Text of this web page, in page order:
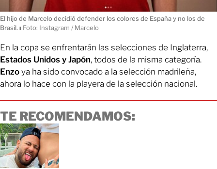
El hijo de Marcelo decidió defender los colores de España y no los de
Brasil. ı Foto: Instagram / Marcelo
En la copa se enfrentarán las selecciones de Inglaterra,
Estados Unidos y Japón, todos de la misma categoría.
Enzo ya ha sido convocado a la selección madrileña,
ahora lo hace con la playera de la selección nacional.
TE RECOMENDAMOS: